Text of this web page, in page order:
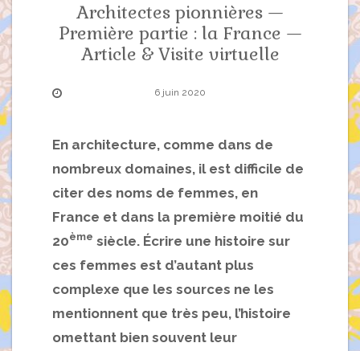
Architectes pionnières —
Première partie : la France —
Article & Visite virtuelle
6 juin 2020
En architecture, comme dans de
nombreux domaines, il est difficile de
citer des noms de femmes, en
France et dans la première moitié du
20ème siècle. Écrire une histoire sur
ces femmes est d’autant plus
complexe que les sources ne les
mentionnent que très peu, l’histoire
omettant bien souvent leur